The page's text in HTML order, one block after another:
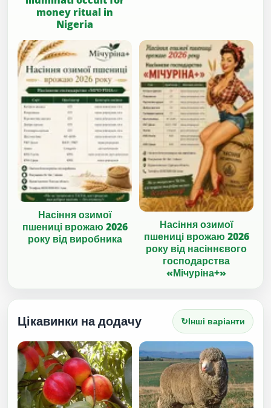
money ritual in
Nigeria
Насіння озимої
пшениці врожаю 2026
року від виробника
Насіння озимої
пшениці врожаю 2026
року від насіннєвого
господарства
«Мічуріна+»
Цікавинки на додачу ↻Інші варіанти